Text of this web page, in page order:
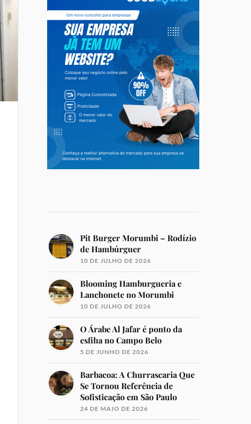
Pit Burger Morumbi – Rodízio
de Hambúrguer
10 DE JULHO DE 2026
Blooming Hamburgueria e
Lanchonete no Morumbi
10 DE JULHO DE 2026
O Árabe Al Jafar é ponto da
esfiha no Campo Belo
5 DE JUNHO DE 2026
Barbacoa: A Churrascaria Que
Se Tornou Referência de
Sofisticação em São Paulo
24 DE MAIO DE 2026